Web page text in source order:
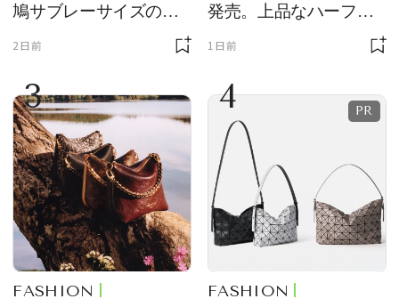
鳩サブレーサイズのポ
ーチ「はとっこ」を限
2日前
発売。上品なハーフム
ーン型がスタイリング
1日前
3
FASHION
4
FASHION